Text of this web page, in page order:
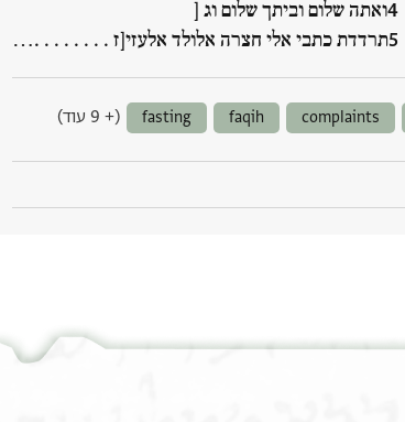
ואתה שלום וביתך שלום וג [
תרדדת כתבי אלי חצרה אלולד אלעזי[ז . . . . . . . .‮…
complaints
faqih
fasting (+ 9 עוד)